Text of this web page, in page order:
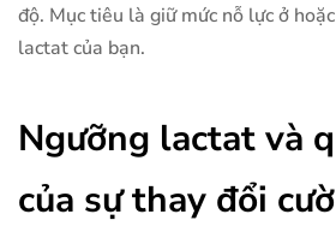
độ. Mục tiêu là giữ mức nỗ lực ở
lactat của bạn.
Ngưỡng lactat và
của sự thay đổi